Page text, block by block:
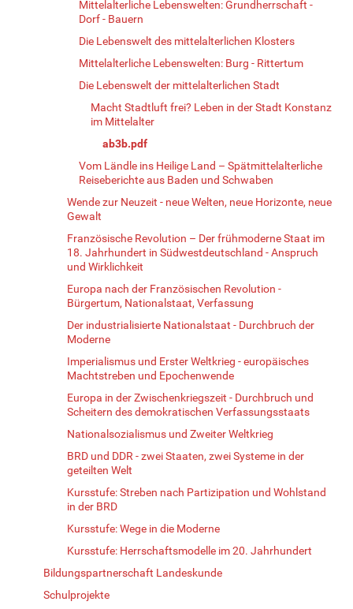
Mittelalterliche Lebenswelten: Grundherrschaft -
Dorf - Bauern
Die Lebenswelt des mittelalterlichen Klosters
Mittelalterliche Lebenswelten: Burg - Rittertum
Die Lebenswelt der mittelalterlichen Stadt
Macht Stadtluft frei? Leben in der Stadt Konstanz
im Mittelalter
ab3b.pdf
Vom Ländle ins Heilige Land – Spätmittelalterliche
Reiseberichte aus Baden und Schwaben
Wende zur Neuzeit - neue Welten, neue Horizonte, neue
Gewalt
Französische Revolution – Der frühmoderne Staat im
18. Jahrhundert in Südwestdeutschland - Anspruch
und Wirklichkeit
Europa nach der Französischen Revolution -
Bürgertum, Nationalstaat, Verfassung
Der industrialisierte Nationalstaat - Durchbruch der
Moderne
Imperialismus und Erster Weltkrieg - europäisches
Machtstreben und Epochenwende
Europa in der Zwischenkriegszeit - Durchbruch und
Scheitern des demokratischen Verfassungsstaats
Nationalsozialismus und Zweiter Weltkrieg
BRD und DDR - zwei Staaten, zwei Systeme in der
geteilten Welt
Kursstufe: Streben nach Partizipation und Wohlstand
in der BRD
Kursstufe: Wege in die Moderne
Kursstufe: Herrschaftsmodelle im 20. Jahrhundert
Bildungspartnerschaft Landeskunde
Schulprojekte